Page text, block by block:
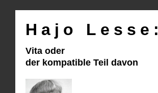
Hajo Lesse:
Vita oder
der kompatible Teil davon